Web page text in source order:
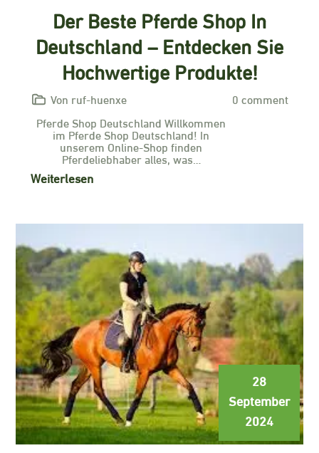
Der Beste Pferde Shop In
Deutschland – Entdecken Sie
Hochwertige Produkte!
Von ruf-huenxe
0 comment
Pferde Shop Deutschland Willkommen
im Pferde Shop Deutschland! In
unserem Online-Shop finden
Pferdeliebhaber alles, was…
Weiterlesen
28
September
2024